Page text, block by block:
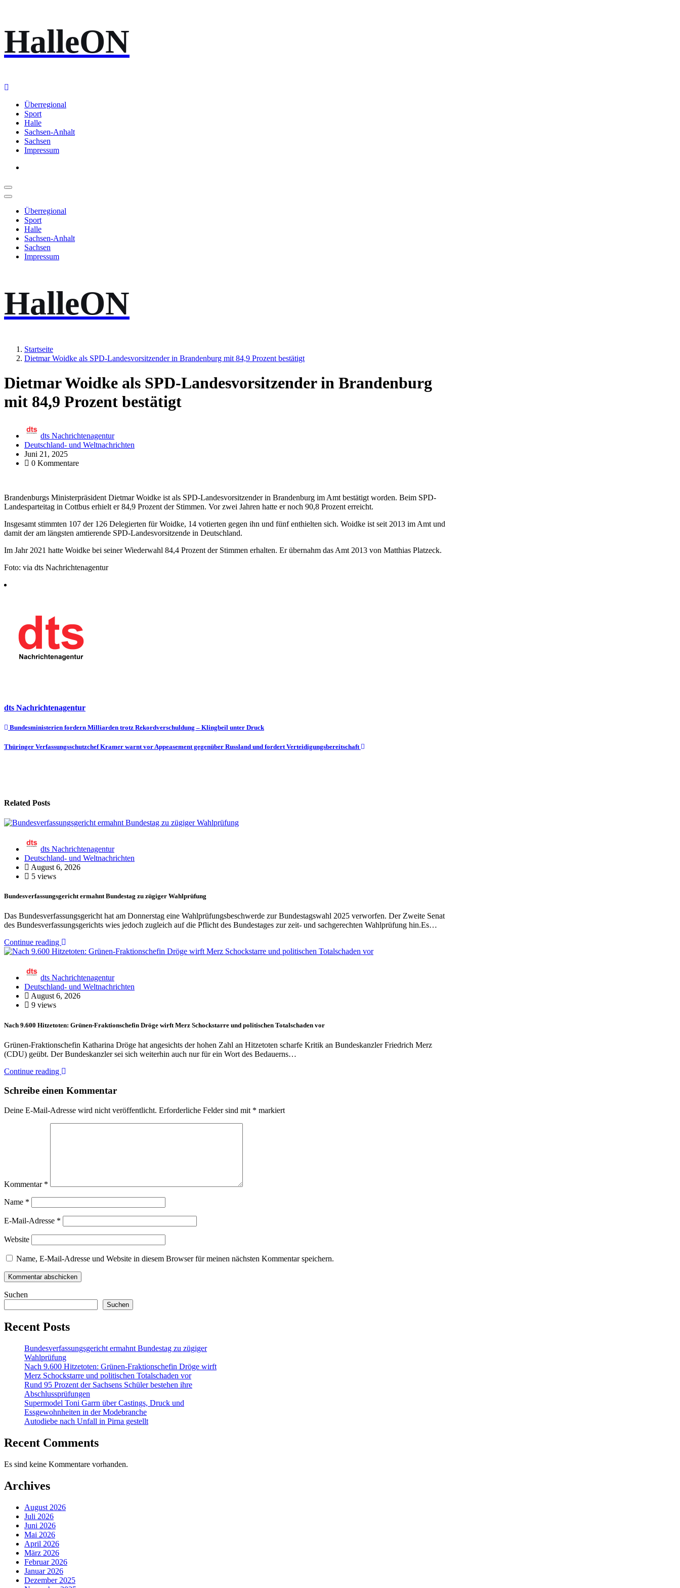
Inhalt
springen
HalleON
Überregional
Sport
Halle
Sachsen-Anhalt
Sachsen
Impressum
Überregional
Sport
Halle
Sachsen-Anhalt
Sachsen
Impressum
HalleON
Startseite
Dietmar Woidke als SPD-Landesvorsitzender in Brandenburg mit 84,9 Prozent bestätigt
Dietmar Woidke als SPD-Landesvorsitzender in Brandenburg
mit 84,9 Prozent bestätigt
dts Nachrichtenagentur
Deutschland- und Weltnachrichten
Juni 21, 2025
0 Kommentare
Brandenburgs Ministerpräsident Dietmar Woidke ist als SPD-Landesvorsitzender in Brandenburg im Amt bestätigt worden. Beim SPD-
Landesparteitag in Cottbus erhielt er 84,9 Prozent der Stimmen. Vor zwei Jahren hatte er noch 90,8 Prozent erreicht.
Insgesamt stimmten 107 der 126 Delegierten für Woidke, 14 votierten gegen ihn und fünf enthielten sich. Woidke ist seit 2013 im Amt und
damit der am längsten amtierende SPD-Landesvorsitzende in Deutschland.
Im Jahr 2021 hatte Woidke bei seiner Wiederwahl 84,4 Prozent der Stimmen erhalten. Er übernahm das Amt 2013 von Matthias Platzeck.
Foto: via dts Nachrichtenagentur
dts Nachrichtenagentur
Beitragsnavigation
Bundesministerien fordern Milliarden trotz Rekordverschuldung – Klingbeil unter Druck
Thüringer Verfassungsschutzchef Kramer warnt vor Appeasement gegenüber Russland und fordert Verteidigungsbereitschaft
Related Posts
dts Nachrichtenagentur
Deutschland- und Weltnachrichten
August 6, 2026
5 views
Bundesverfassungsgericht ermahnt Bundestag zu zügiger Wahlprüfung
Das Bundesverfassungsgericht hat am Donnerstag eine Wahlprüfungsbeschwerde zur Bundestagswahl 2025 verworfen. Der Zweite Senat
des Bundesverfassungsgerichts wies jedoch zugleich auf die Pflicht des Bundestages zur zeit- und sachgerechten Wahlprüfung hin.Es…
Continue reading
dts Nachrichtenagentur
Deutschland- und Weltnachrichten
August 6, 2026
9 views
Nach 9.600 Hitzetoten: Grünen-Fraktionschefin Dröge wirft Merz Schockstarre und politischen Totalschaden vor
Grünen-Fraktionschefin Katharina Dröge hat angesichts der hohen Zahl an Hitzetoten scharfe Kritik an Bundeskanzler Friedrich Merz
(CDU) geübt. Der Bundeskanzler sei sich weiterhin auch nur für ein Wort des Bedauerns…
Continue reading
Schreibe einen Kommentar
Deine E-Mail-Adresse wird nicht veröffentlicht. Erforderliche Felder sind mit * markiert
Kommentar *
Name *
E-Mail-Adresse *
Website
Name, E-Mail-Adresse und Website in diesem Browser für meinen nächsten Kommentar speichern.
Suchen
Suchen
Recent Posts
Bundesverfassungsgericht ermahnt Bundestag zu zügiger
Wahlprüfung
Nach 9.600 Hitzetoten: Grünen-Fraktionschefin Dröge wirft
Merz Schockstarre und politischen Totalschaden vor
Rund 95 Prozent der Sachsens Schüler bestehen ihre
Abschlussprüfungen
Supermodel Toni Garrn über Castings, Druck und
Essgewohnheiten in der Modebranche
Autodiebe nach Unfall in Pirna gestellt
Recent Comments
Es sind keine Kommentare vorhanden.
Archives
August 2026
Juli 2026
Juni 2026
Mai 2026
April 2026
März 2026
Februar 2026
Januar 2026
Dezember 2025